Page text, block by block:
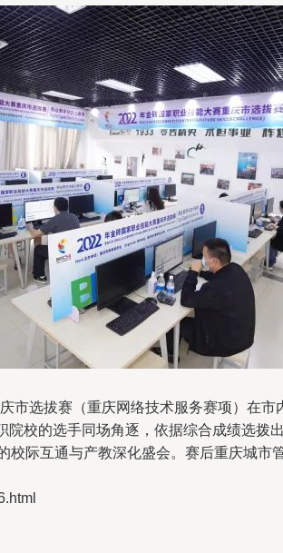
市选拔赛（重庆网络技术服务赛项）在
校的选手同场角逐，依据综合成绩选拨
际互通与产教深化盛会。赛后重庆城